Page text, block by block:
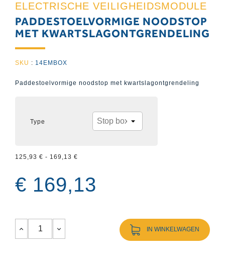
ELECTRISCHE VEILIGHEIDSMODULE
PADDESTOELVORMIGE NOODSTOP
MET KWARTSLAGONTGRENDELING
SKU : 14EMBOX
Paddestoelvormige noodstop met kwartslagontgrendeling
Type
125,93 € - 169,13 €
€ 169,13
IN WINKELWAGEN